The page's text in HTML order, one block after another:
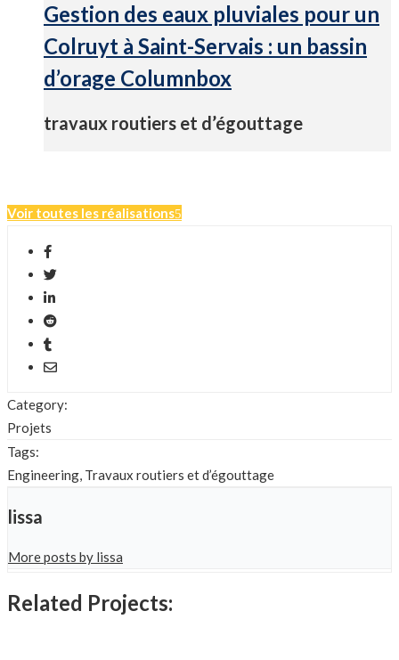
Gestion des eaux pluviales pour un
Colruyt à Saint-Servais : un bassin
d’orage Columnbox
travaux routiers et d’égouttage
Voir toutes les réalisations
Category:
Projets
Tags:
Engineering, Travaux routiers et d’égouttage
lissa
More posts by lissa
Related Projects: